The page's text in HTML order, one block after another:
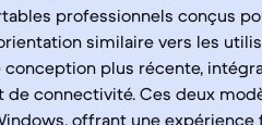
professionnels conçus
similaire vers les
plus récente,
de connectivité. Ces deux
offrant une expérience